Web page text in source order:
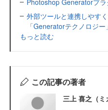
外部ツールと連携しやす
「Generatorテクノロジー
もっと読む
この記事の著者
三上 喜之（